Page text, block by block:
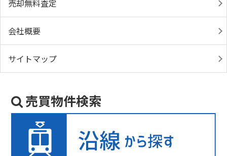
売却無料査定
会社概要
サイトマップ
売買物件検索